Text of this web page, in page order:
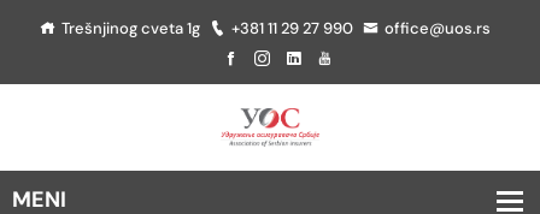
Trešnjinog cveta 1g +381 11 29 27 990 office@uos.rs